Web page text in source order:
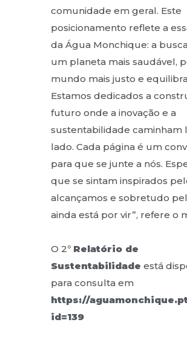
comunidade em geral. Este
posicionamento reflete a
da Água Monchique: a
um planeta mais saudável,
mundo mais justo e
Estamos dedicados a
futuro onde a inovação e a
sustentabilidade caminham
lado. Cada página é um
para que se junte a nós.
que se sintam inspirados
alcançamos e sobretudo
ainda está por vir”, refere o
O 2º Relatório de
Sustentabilidade está
para consulta em
https://
id=139